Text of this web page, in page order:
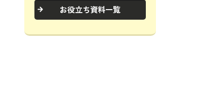
お役立ち資料一覧